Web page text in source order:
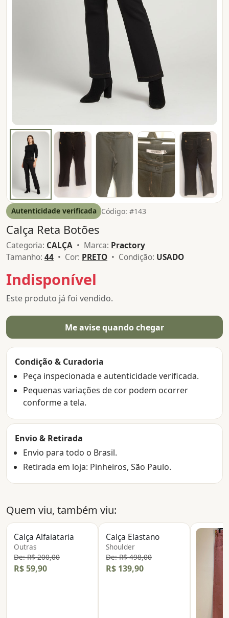
Autenticidade verificada Código: #143
Calça Reta Botões
Categoria: CALÇA • Marca: Practory
Tamanho: 44 • Cor: PRETO • Condição: USADO
Indisponível
Este produto já foi vendido.
Me avise quando chegar
Condição & Curadoria
Peça inspecionada e autenticidade verificada.
Pequenas variações de cor podem ocorrer
conforme a tela.
Envio & Retirada
Envio para todo o Brasil.
Retirada em loja: Pinheiros, São Paulo.
Quem viu, também viu:
Calça Alfaiataria
Outras
De: R$ 200,00
R$ 59,90
Calça Elastano
Shoulder
De: R$ 498,00
R$ 139,90